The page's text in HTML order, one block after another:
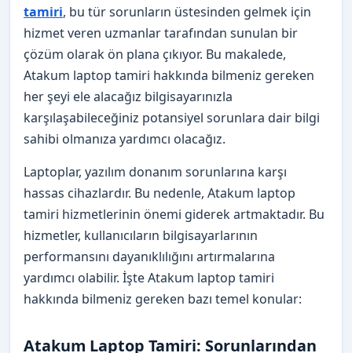
tamiri, bu tür sorunların üstesinden gelmek için
hizmet veren uzmanlar tarafından sunulan bir
çözüm olarak ön plana çıkıyor. Bu makalede,
Atakum laptop tamiri hakkında bilmeniz gereken
her şeyi ele alacağız bilgisayarınızla
karşılaşabileceğiniz potansiyel sorunlara dair bilgi
sahibi olmanıza yardımcı olacağız.
Laptoplar, yazılım donanım sorunlarına karşı
hassas cihazlardır. Bu nedenle, Atakum laptop
tamiri hizmetlerinin önemi giderek artmaktadır. Bu
hizmetler, kullanıcıların bilgisayarlarının
performansını dayanıklılığını artırmalarına
yardımcı olabilir. İşte Atakum laptop tamiri
hakkında bilmeniz gereken bazı temel konular:
Atakum Laptop Tamiri: Sorunlarından